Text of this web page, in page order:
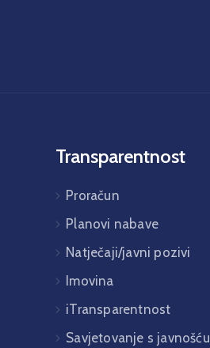
Transparentnost
Proračun
Planovi nabave
Natječaji/javni pozivi
Imovina
iTransparentnost
Savjetovanje s javnošću